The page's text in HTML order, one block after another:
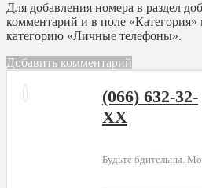
Для добавления номера в раздел
комментарий и в поле
категорию «Личные телефоны».
Добавить комментарий
(066) 632-32-
XX
Будьте бдительны.